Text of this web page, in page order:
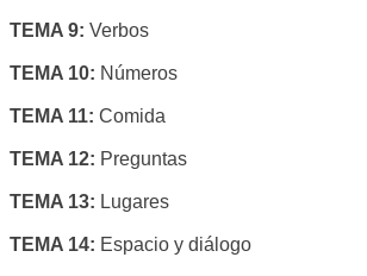
TEMA 9: Verbos
TEMA 10: Números
TEMA 11: Comida
TEMA 12: Preguntas
TEMA 13: Lugares
TEMA 14: Espacio y diálogo